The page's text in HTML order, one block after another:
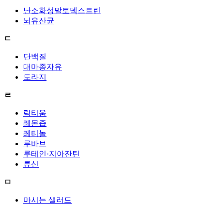
난소화성말토덱스트린
뇌유산균
ㄷ
단백질
대마종자유
도라지
ㄹ
락티움
레몬즙
레티놀
루바브
루테인·지아잔틴
류신
ㅁ
마시는 샐러드